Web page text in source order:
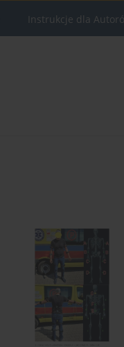
Instrukcje dla